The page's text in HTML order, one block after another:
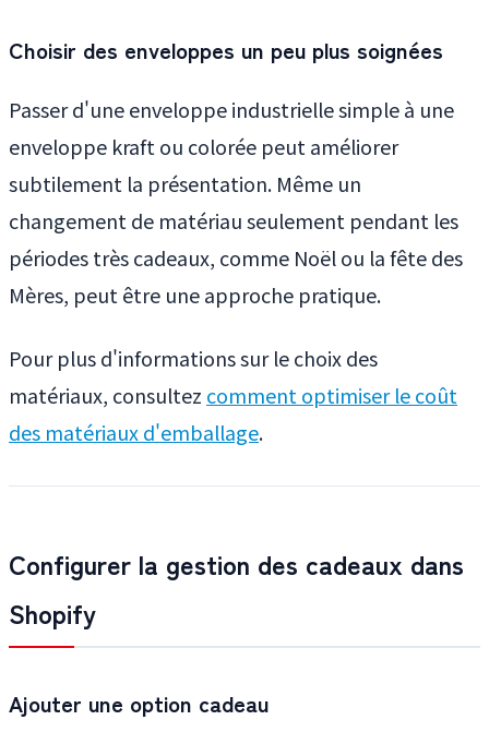
Choisir des enveloppes un peu plus soignées
Passer d'une enveloppe industrielle simple à une
enveloppe kraft ou colorée peut améliorer
subtilement la présentation. Même un
changement de matériau seulement pendant les
périodes très cadeaux, comme Noël ou la fête des
Mères, peut être une approche pratique.
Pour plus d'informations sur le choix des
matériaux, consultez comment optimiser le coût
des matériaux d'emballage.
Configurer la gestion des cadeaux dans
Shopify
Ajouter une option cadeau